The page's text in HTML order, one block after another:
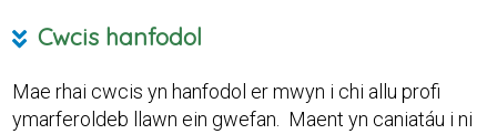
Cwcis hanfodol
Mae rhai cwcis yn hanfodol er mwyn i chi allu profi
ymarferoldeb llawn ein gwefan. Maent yn caniatáu i ni